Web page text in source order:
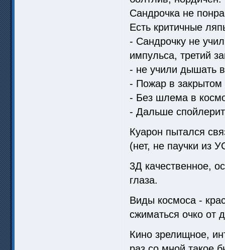
Сандрочка не
Есть критичные
- Сандрочку не
импульса, третий
- не учили дышать
- Пожар в
- Без шлема в
- Дальше
Куарон пытался
(нет, не паучки из
3Д качественное,
глаза.
Виды космоса -
сжиматься очко от
Кино зрелищное,